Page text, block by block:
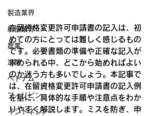
製造業界
航空業界
農業
漁業
ベトナム
フィリピン
インドネシア
在留資格変更許可申請書の記入は、初
めての方にとっては難しく感じるもの
です。必要書類の準備や正確な記入が
求められる中、どこから始めればよい
のか迷う方も多いでしょう。本記事で
は、在留資格変更許可申請書の記入例
を基に、具体的な手順や注意点をわか
りやすく解説します。ミスを防ぎ、申